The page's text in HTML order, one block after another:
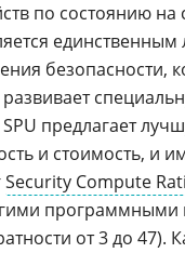
по состоянию
безопасности,
предлагает
и стоимость, и
Security Compute
программными
от 3 до 47).